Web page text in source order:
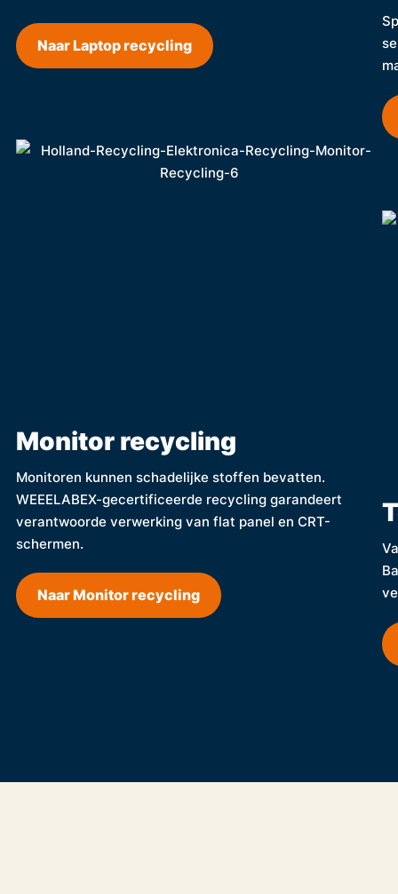
Naar Laptop recycling
Monitor recycling
Monitoren kunnen schadelijke stoffen bevatten.
WEEELABEX-gecertificeerde recycling garandeert
verantwoorde verwerking van flat panel en CRT-
schermen.
Naar Monitor recycling